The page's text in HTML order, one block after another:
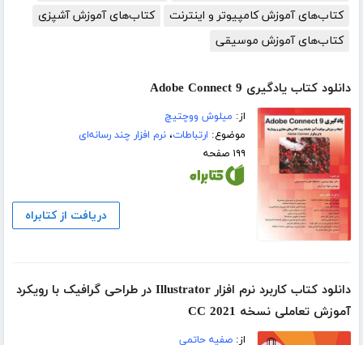
کتاب‌های آموزش کامپیوتر و اینترنت
کتاب‌های آموزش آشپزی
کتاب‌های آموزش موسیقی
دانلود کتاب یادگیری Adobe Connect 9
از: میلوش ووچتیچ
موضوع: ارتباطات،نرم افزار چند رسانه‌ای
۱۹۹ صفحه
دریافت از کتابراه
دانلود کتاب کاربرد نرم افزار Illustrator در طراحی گرافیک با رویکرد
آموزش تعاملی نسخه CC 2021
از:صفیه حاتمی